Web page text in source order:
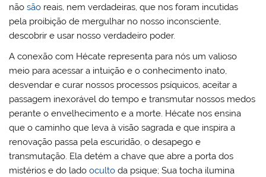
nãosão reais, nem verdadeiras, que nos foram incutidas
pela proibição de mergulhar no nosso inconsciente,
descobrir e usar nosso verdadeiro poder.
A conexão com Hécate representa para nós um valioso
meio para acessar a intuição e o conhecimento inato,
desvendar e curar nossos processos psíquicos, aceitar a
passagem inexorável do tempo e transmutar nossos medos
perante o envelhecimento e a morte. Hécate nos ensina
que o caminho que leva à visão sagrada e que inspira a
renovação passa pela escuridão, o desapego e
transmutação. Ela detém a chave que abre a porta dos
mistérios e do ladooculto da psique; Sua tocha ilumina